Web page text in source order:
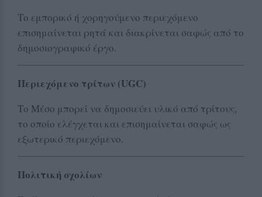
Το εμπορικό ή χορηγούμενο περιεχόμενο
επισημαίνεται ρητά και διακρίνεται σαφώς από το
δημοσιογραφικό έργο.
Περιεχόμενο τρίτων (UGC)
Το Μέσο μπορεί να δημοσιεύει υλικό από τρίτους,
το οποίο ελέγχεται και επισημαίνεται σαφώς ως
εξωτερικό περιεχόμενο.
Πολιτική σχολίων